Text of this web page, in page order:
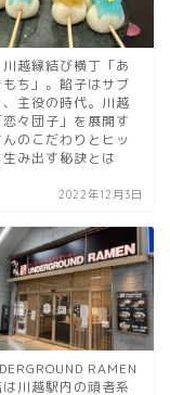
川越縁結び横丁「あ
ち」。餡子はサブ
主役の時代。川越
々団子」を展開す
のこだわりとヒッ
生み出す秘訣とは
2022年12月3日
RAMEN
川越駅内の頑者系